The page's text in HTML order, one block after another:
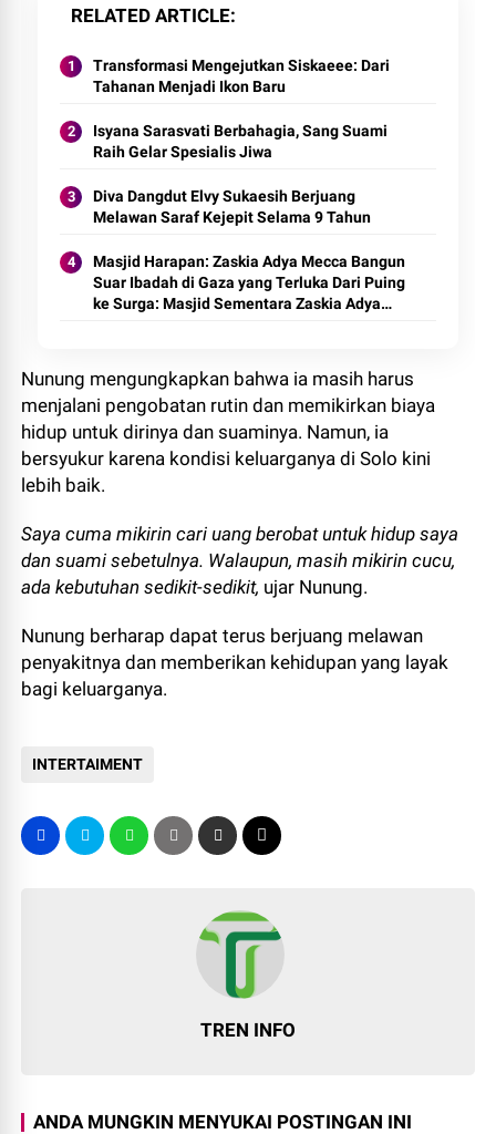
RELATED ARTICLE
Transformasi Mengejutkan Siskaeee: Dari
Tahanan Menjadi Ikon Baru
Isyana Sarasvati Berbahagia, Sang Suami
Raih Gelar Spesialis Jiwa
Diva Dangdut Elvy Sukaesih Berjuang
Melawan Saraf Kejepit Selama 9 Tahun
Masjid Harapan: Zaskia Adya Mecca Bangun
Suar Ibadah di Gaza yang Terluka Dari Puing
ke Surga: Masjid Sementara Zaskia Adya
Harapan: Masjid Sementara Zaskia Adya
Mecca Bangkit dari Abu Gaza
Nunung mengungkapkan bahwa ia masih harus
menjalani pengobatan rutin dan memikirkan biaya
hidup untuk dirinya dan suaminya. Namun, ia
bersyukur karena kondisi keluarganya di Solo kini
lebih baik.
Saya cuma mikirin cari uang berobat untuk hidup saya
dan suami sebetulnya. Walaupun, masih mikirin cucu,
ada kebutuhan sedikit-sedikit, ujar Nunung.
Nunung berharap dapat terus berjuang melawan
penyakitnya dan memberikan kehidupan yang layak
bagi keluarganya.
INTERTAIMENT
TREN INFO
ANDA MUNGKIN MENYUKAI POSTINGAN INI